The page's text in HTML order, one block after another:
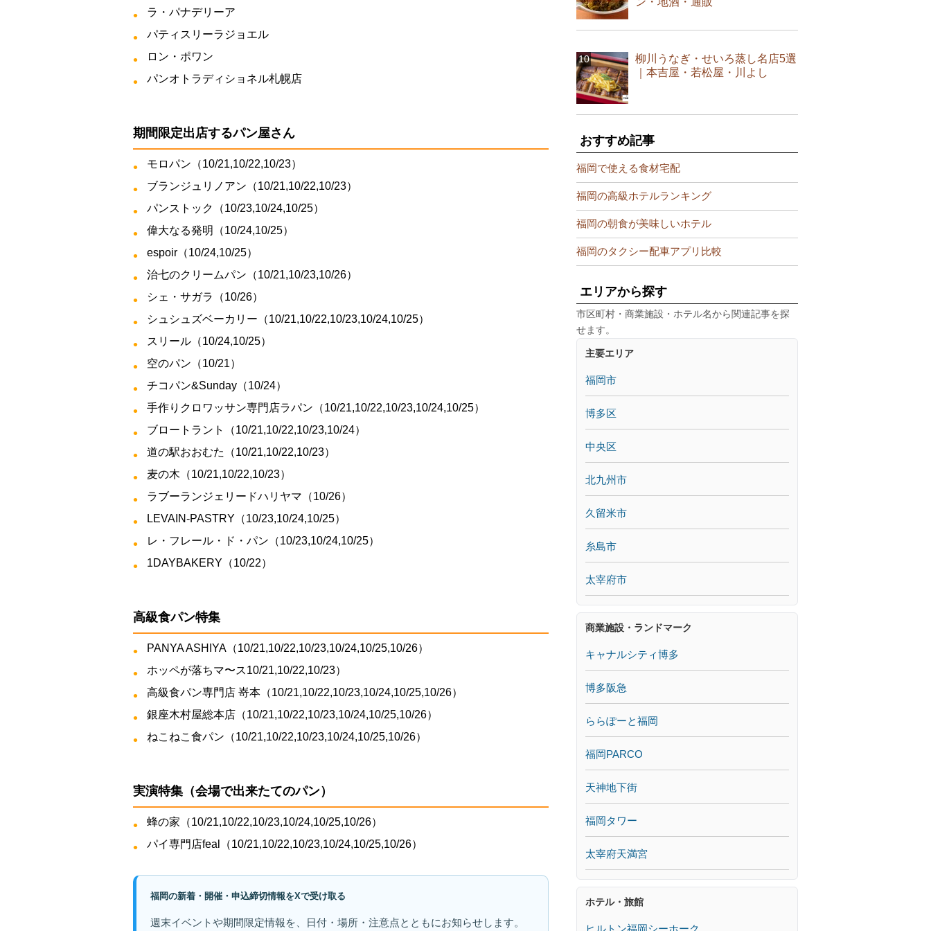
ラ・パナデリーア
パティスリーラジョエル
ロン・ポワン
パンオトラディショネル札幌店
期間限定出店するパン屋さん
モロパン（10/21,10/22,10/23）
ブランジュリノアン（10/21,10/22,10/23）
パンストック（10/23,10/24,10/25）
偉大なる発明（10/24,10/25）
espoir（10/24,10/25）
治七のクリームパン（10/21,10/23,10/26）
シェ・サガラ（10/26）
シュシュズベーカリー（10/21,10/22,10/23,10/24,10/25）
スリール（10/24,10/25）
空のパン（10/21）
チコパン&Sunday（10/24）
手作りクロワッサン専門店ラパン（10/21,10/22,10/23,10/24,10/25）
ブロートラント（10/21,10/22,10/23,10/24）
道の駅おおむた（10/21,10/22,10/23）
麦の木（10/21,10/22,10/23）
ラブーランジェリードハリヤマ（10/26）
LEVAIN-PASTRY（10/23,10/24,10/25）
レ・フレール・ド・パン（10/23,10/24,10/25）
1DAYBAKERY（10/22）
高級食パン特集
PANYA ASHIYA（10/21,10/22,10/23,10/24,10/25,10/26）
ホッペが落ちマ〜ス10/21,10/22,10/23）
高級食パン専門店 嵜本（10/21,10/22,10/23,10/24,10/25,10/26）
銀座木村屋総本店（10/21,10/22,10/23,10/24,10/25,10/26）
ねこねこ食パン（10/21,10/22,10/23,10/24,10/25,10/26）
実演特集（会場で出来たてのパン）
蜂の家（10/21,10/22,10/23,10/24,10/25,10/26）
パイ専門店feal（10/21,10/22,10/23,10/24,10/25,10/26）
福岡の新着・開催・申込締切情報をXで受け取る
週末イベントや期間限定情報を、日付・場所・注意点とともにお知らせします。
柳川うなぎ・せいろ蒸し名店5選
｜本吉屋・若松屋・川よし
おすすめ記事
福岡で使える食材宅配
福岡の高級ホテルランキング
福岡の朝食が美味しいホテル
福岡のタクシー配車アプリ比較
エリアから探す
市区町村・商業施設・ホテル名から関連記事を探
せます。
主要エリア
福岡市
博多区
中央区
北九州市
久留米市
糸島市
太宰府市
商業施設・ランドマーク
キャナルシティ博多
博多阪急
ららぽーと福岡
福岡PARCO
天神地下街
福岡タワー
太宰府天満宮
ホテル・旅館
ヒルトン福岡シーホーク